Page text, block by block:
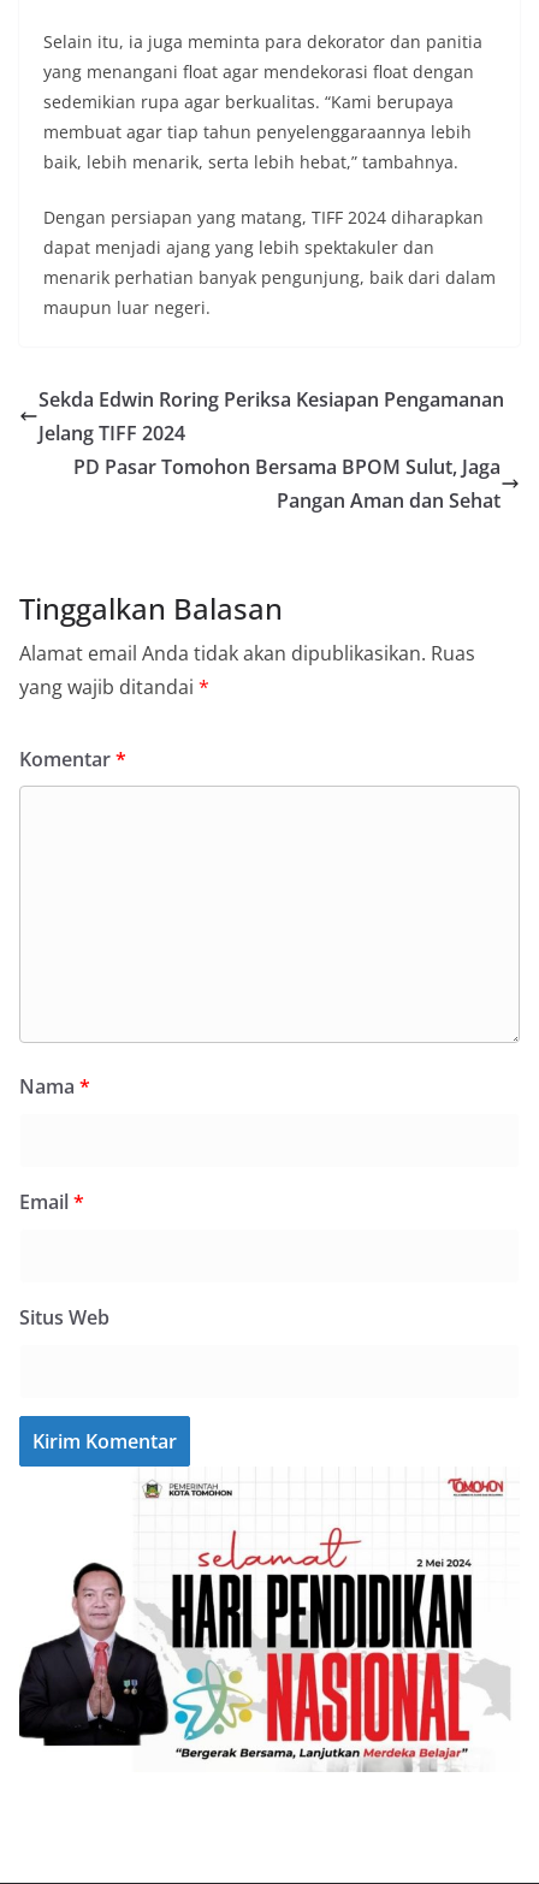
Selain itu, ia juga meminta para dekorator dan panitia
yang menangani float agar mendekorasi float dengan
sedemikian rupa agar berkualitas. “Kami berupaya
membuat agar tiap tahun penyelenggaraannya lebih
baik, lebih menarik, serta lebih hebat,” tambahnya.
Dengan persiapan yang matang, TIFF 2024 diharapkan
dapat menjadi ajang yang lebih spektakuler dan
menarik perhatian banyak pengunjung, baik dari dalam
maupun luar negeri.
Sekda Edwin Roring Periksa Kesiapan Pengamanan
Jelang TIFF 2024
PD Pasar Tomohon Bersama BPOM Sulut, Jaga
Pangan Aman dan Sehat
Tinggalkan Balasan
Alamat email Anda tidak akan dipublikasikan. Ruas
yang wajib ditandai *
Komentar*
Nama *
Email*
Situs Web